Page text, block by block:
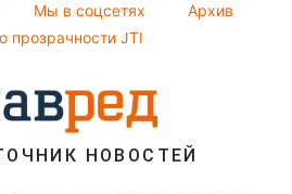
Мы в соцсетях
Архив
прозрачности JTI
НОВОСТЕЙ